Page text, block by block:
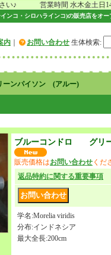
♪ 営業時間 水木金土日14
コ・シロハラインコ)の販売店をオー
内 お問い合わせ 生体検索:
ンパイソン (アルー)
ブルーコンドロ グリ
販売価格はお問い合わせ くだ
返品特約に関する重要事項
学名:Morelia viridis
分布:インドネシア
最大全長:200cm